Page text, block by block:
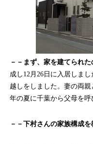
－－まず、家を建てられた
成し12月26日に入居しま
越しをしました。妻の両
年の夏に千葉から父母を呼
－－下村さんの家族構成を